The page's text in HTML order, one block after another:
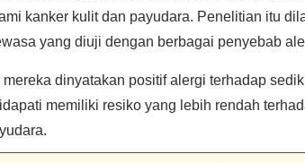
kanker kulit dan payudara. Penelitian itu
yang diuji dengan berbagai penyebab
dinyatakan positif alergi terhadap
memiliki resiko yang lebih rendah